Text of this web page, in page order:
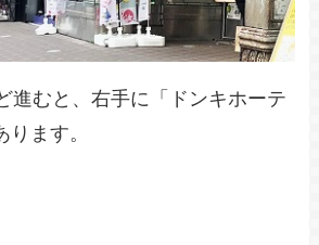
進むと、右手に「ドンキホーテ
ます。